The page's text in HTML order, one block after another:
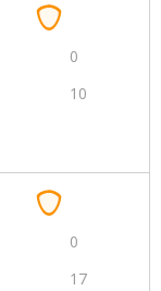
0
10
0
17